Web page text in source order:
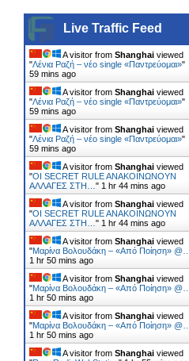
Live Traffic Feed
A visitor from Shanghai viewed
"Λένια Ραζή – νέο single «Παντρεύομαι»"
59 mins ago
A visitor from Shanghai viewed
"Λένια Ραζή – νέο single «Παντρεύομαι»"
59 mins ago
A visitor from Shanghai viewed
"Λένια Ραζή – νέο single «Παντρεύομαι»"
59 mins ago
A visitor from Shanghai viewed
"ΟΙ SECRET RULE ANΑΚΟΙΝΩΝΟΥΝ
ΑΛΛΑΓΕΣ ΣΤΗ… " 1 hr 45 mins ago
A visitor from Shanghai viewed
"ΟΙ SECRET RULE ANΑΚΟΙΝΩΝΟΥΝ
ΑΛΛΑΓΕΣ ΣΤΗ… " 1 hr 45 mins ago
A visitor from Shanghai viewed
"Μαρίνα Βολουδάκη – «Από Ποίηση» @…
1 hr 50 mins ago
A visitor from Shanghai viewed
"Μαρίνα Βολουδάκη – «Από Ποίηση» @…
1 hr 50 mins ago
A visitor from Shanghai viewed
"Μαρίνα Βολουδάκη – «Από Ποίηση» @…
1 hr 50 mins ago
A visitor from Shanghai viewed